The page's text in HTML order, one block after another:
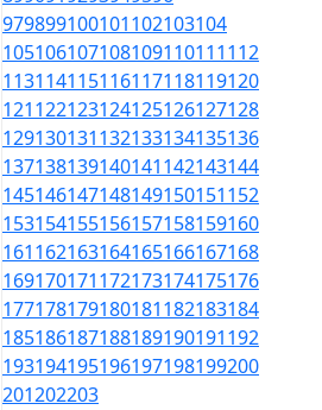
979899100101102103104
105106107108109110111112
113114115116117118119120
121122123124125126127128
129130131132133134135136
137138139140141142143144
145146147148149150151152
153154155156157158159160
161162163164165166167168
169170171172173174175176
177178179180181182183184
185186187188189190191192
193194195196197198199200
201202203